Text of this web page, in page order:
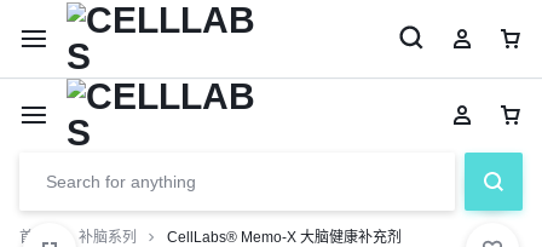
首页 补脑系列 CellLabs® Memo-X 大脑健康补充剂